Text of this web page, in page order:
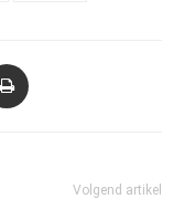
Volgend artikel